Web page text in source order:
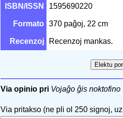
ISBN/ISSN 1595690220
Formato 370 paĝoj, 22 cm
Recenzoj Recenzoj mankas.
Via opinio pri Vojaĝo ĝis noktofino
Via pritakso (ne pli ol 250 signoj,